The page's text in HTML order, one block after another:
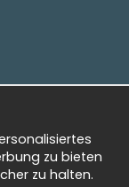
zu bieten
zu halten.